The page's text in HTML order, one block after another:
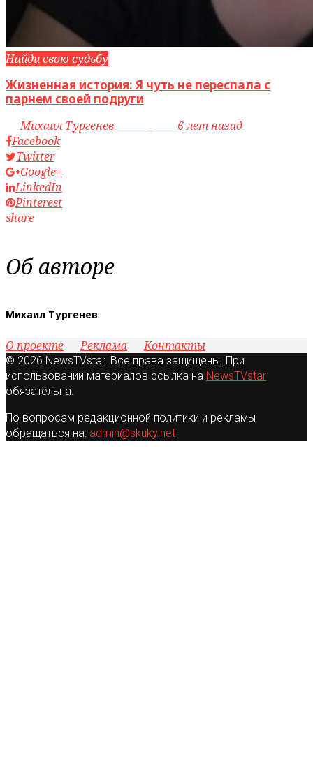
Найди свою судьбу
Жизненная история: Я чуть не переспала с
парнем своей подруги
byМихаил Тургенев
6 лет назад
Facebook
Twitter
Google+
LinkedIn
Pinterest
share
Об авторе
Михаил Тургенев
О проекте Реклама Контакты
© 2026 NewsTVstar. Все права защищены. При
использовании материалов ссылка на NewsTVstar
обязательна.
По вопросам редакционной политики и рекламы
обращаться на: admin@skuky.net